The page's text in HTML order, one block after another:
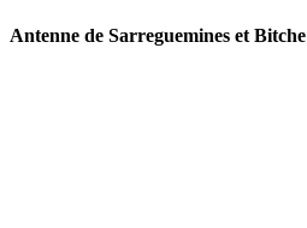
Antenne de Sarreguemines et Bitche